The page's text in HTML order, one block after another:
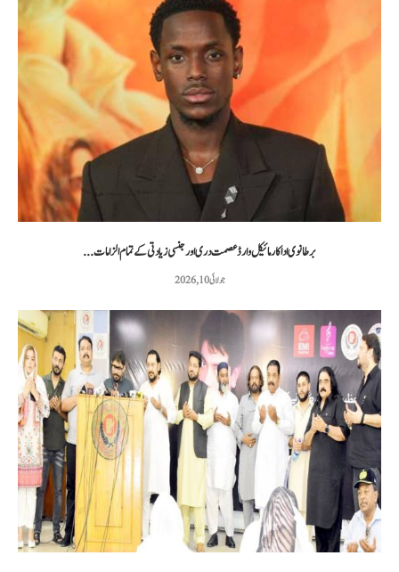
برطانوی اداکار مائیکل وارڈ عصمت دری اور جنسی زیادتی کے تمام الزامات...
جولائی 10, 2026